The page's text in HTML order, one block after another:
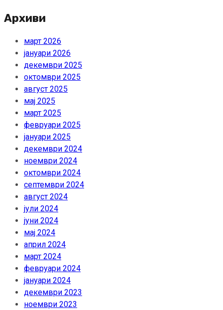
Архиви
март 2026
јануари 2026
декември 2025
октомври 2025
август 2025
мај 2025
март 2025
февруари 2025
јануари 2025
декември 2024
ноември 2024
октомври 2024
септември 2024
август 2024
јули 2024
јуни 2024
мај 2024
април 2024
март 2024
февруари 2024
јануари 2024
декември 2023
ноември 2023